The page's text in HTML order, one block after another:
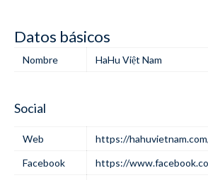
Datos básicos
Nombre HaHu Việt Nam
Social
Web
https://
Facebook
https://